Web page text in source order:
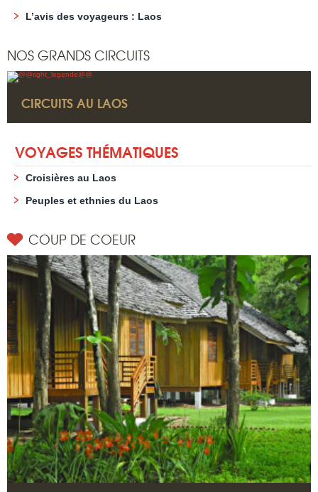
L’avis des voyageurs : Laos
NOS GRANDS CIRCUITS
CIRCUITS AU LAOS
VOYAGES THÉMATIQUES
Croisières au Laos
Peuples et ethnies du Laos
COUP DE COEUR